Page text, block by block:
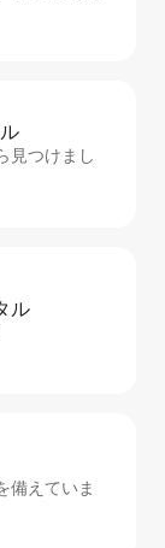
見つけまし
ル
備えていま